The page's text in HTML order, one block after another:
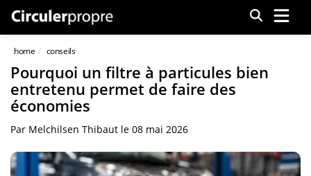
Menu
home conseils
Pourquoi un filtre à particules bien
entretenu permet de faire des
économies
Par Melchilsen Thibaut le 08 mai 2026